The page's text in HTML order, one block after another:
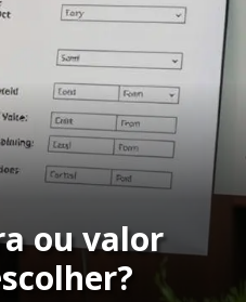
ou valor